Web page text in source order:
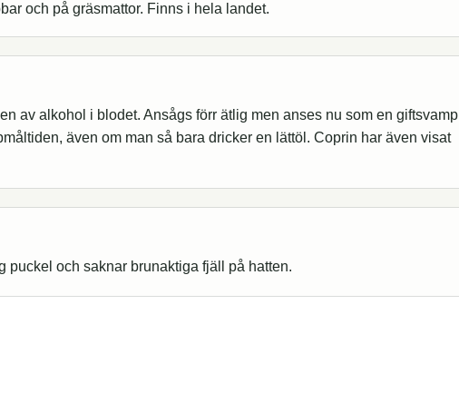
och på gräsmattor. Finns i hela landet.
av alkohol i blodet. Ansågs förr ätlig men anses nu som en giftsvamp
även om man så bara dricker en lättöl. Coprin har även visat
puckel och saknar brunaktiga fjäll på hatten.